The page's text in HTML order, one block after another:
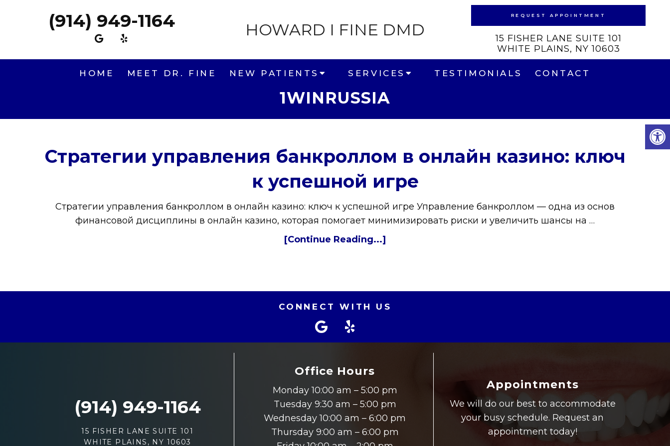
(914) 949-1164 HOWARD I FINE DMD
REQUEST APPOINTMENT
15 FISHER LANE SUITE 101
WHITE PLAINS, NY 10603
HOME MEET DR. FINE NEW PATIENTS SERVICES TESTIMONIALS CONTACT
1WINRUSSIA
Стратегии управления банкроллом в онлайн казино: ключ
к успешной игре
Стратегии управления банкроллом в онлайн казино: ключ к успешной игре Управление банкроллом — одна из основ
финансовой дисциплины в онлайн казино, которая помогает минимизировать риски и увеличить шансы на …
[Continue Reading...]
CONNECT WITH US
(914) 949-1164
15 FISHER LANE SUITE 101
WHITE PLAINS, NY 10603
Office Hours
Monday 10:00 am – 5:00 pm
Tuesday 9:30 am – 5:00 pm
Wednesday 10:00 am – 6:00 pm
Thursday 9:00 am – 6:00 pm
Appointments
We will do our best to accommodate
your busy schedule. Request an
appointment today!